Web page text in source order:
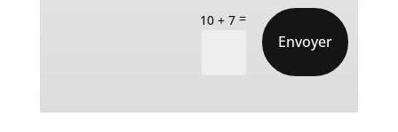
10 + 7 =
Envoyer